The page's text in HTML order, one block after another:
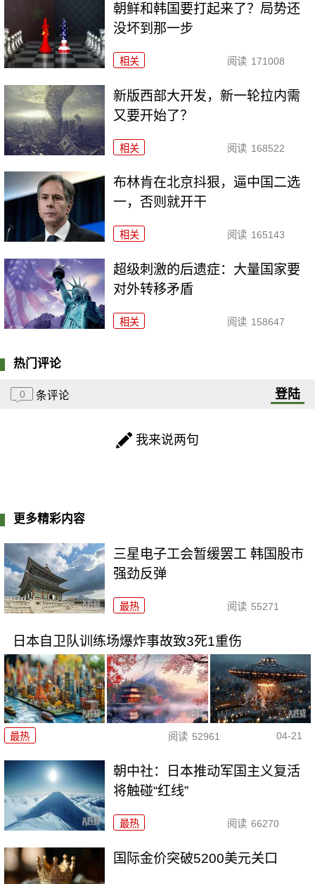
朝鲜和韩国要打起来了？局势还
没坏到那一步
相关 阅读 171008
新版西部大开发，新一轮拉内需
又要开始了？
相关 阅读 168522
布林肯在北京抖狠，逼中国二选
一，否则就开干
相关 阅读 165143
超级刺激的后遗症：大量国家要
对外转移矛盾
相关 阅读 158647
热门评论
0 条评论 登陆
我来说两句
更多精彩内容
三星电子工会暂缓罢工 韩国股市
强劲反弹
最热 阅读 55271
日本自卫队训练场爆炸事故致3死1重伤
最热 阅读 52961 04-21
朝中社：日本推动军国主义复活
将触碰“红线”
最热 阅读 66270
国际金价突破5200美元关口